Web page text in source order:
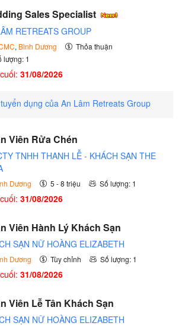
Sales Specialist
RETREATS GROUP
, Bình Dương
Thỏa thuận
lượng: 1
31/08/2026
dụng của An Lâm Retreats Group
Viên Rửa Chén
TNHH THANH LỄ - KHÁCH SẠN THE
Dương 5 - 8 triệu Số lượng: 1
31/08/2026
Viên Hành Lý Khách Sạn
SẠN NỮ HOÀNG ELIZABETH
Dương Tùy chỉnh Số lượng: 1
31/08/2026
Viên Lễ Tân Khách Sạn
SẠN NỮ HOÀNG ELIZABETH